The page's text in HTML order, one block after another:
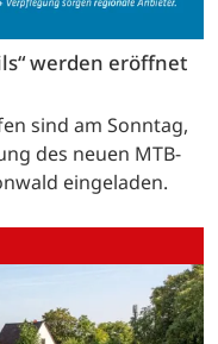
werden eröffnet
sind am Sonntag,
des neuen MTB-
eingeladen.